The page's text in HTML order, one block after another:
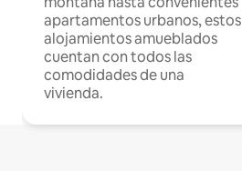
apartamentos urbanos, estos
alojamientos amueblados
cuentan con todos las
comodidades de una
vivienda.